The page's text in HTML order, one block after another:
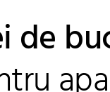
de